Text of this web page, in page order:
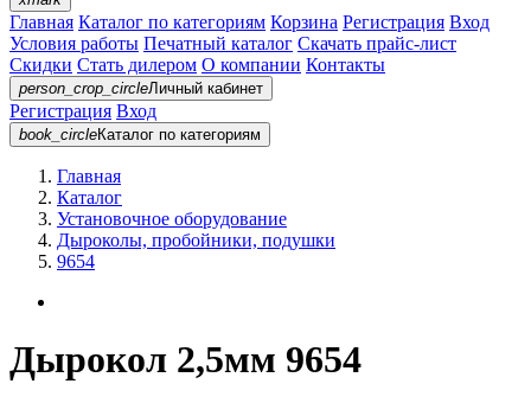
Главная Каталог по категориям Корзина Регистрация Вход
Условия работы Печатный каталог Скачать прайс-лист
Скидки Стать дилером О компании Контакты
person_crop_circleЛичный кабинет
Регистрация Вход
book_circleКаталог по категориям
Главная
Каталог
Установочное оборудование
Дыроколы, пробойники, подушки
9654
Дырокол 2,5мм 9654